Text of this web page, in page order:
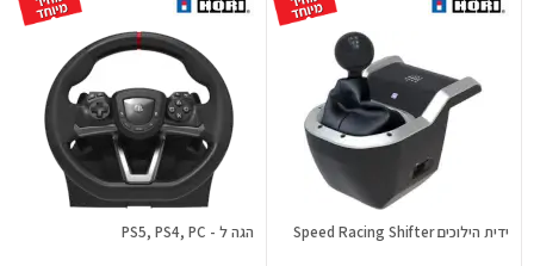
ידית הילוכים Speed Racing Shifter הגה ל - PS5, PS4, PC